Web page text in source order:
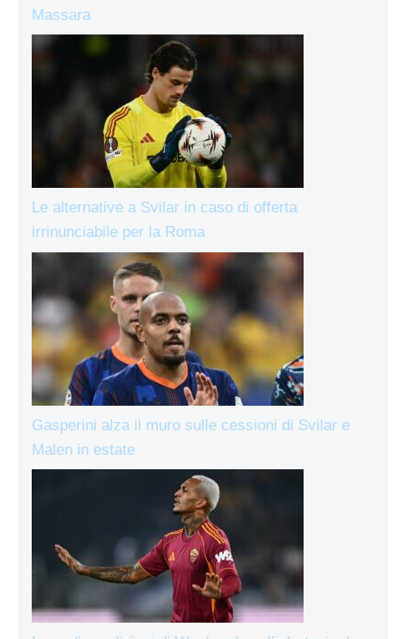
Massara
Le alternative a Svilar in caso di offerta
irrinunciabile per la Roma
Gasperini alza il muro sulle cessioni di Svilar e
Malen in estate